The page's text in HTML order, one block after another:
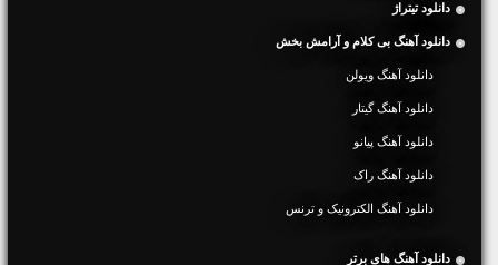
دانلود تیتراژ
دانلود آهنگ بی کلام و آرامش بخش
دانلود آهنگ ویولن
دانلود آهنگ گیتار
دانلود آهنگ پیانو
دانلود آهنگ راک
دانلود آهنگ الکترونیک و ترنس
دانلود آهنگ های برتر